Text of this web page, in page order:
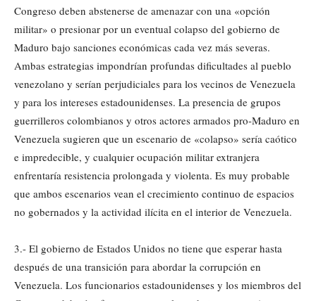
Congreso deben abstenerse de amenazar con una «opción
militar» o presionar por un eventual colapso del gobierno de
Maduro bajo sanciones económicas cada vez más severas.
Ambas estrategias impondrían profundas dificultades al pueblo
venezolano y serían perjudiciales para los vecinos de Venezuela
y para los intereses estadounidenses. La presencia de grupos
guerrilleros colombianos y otros actores armados pro-Maduro en
Venezuela sugieren que un escenario de «colapso» sería caótico
e impredecible, y cualquier ocupación militar extranjera
enfrentaría resistencia prolongada y violenta. Es muy probable
que ambos escenarios vean el crecimiento continuo de espacios
no gobernados y la actividad ilícita en el interior de Venezuela.
3.- El gobierno de Estados Unidos no tiene que esperar hasta
después de una transición para abordar la corrupción en
Venezuela. Los funcionarios estadounidenses y los miembros del